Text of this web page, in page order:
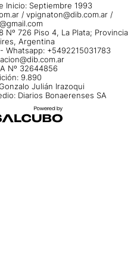
Inicio: Septiembre 1993
/ vpignaton@dib.com.ar /
Nº 726 Piso 4, La Plata; Provincia
Argentina
Whatsapp: +5492215031783
Nº 32644856
9.890
Julián Irazoqui
Diarios Bonaerenses SA